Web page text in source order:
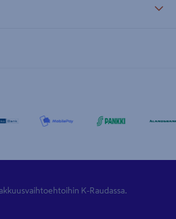
K-Raudassa.